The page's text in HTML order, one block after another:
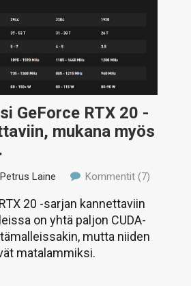
GeForce RTX 20 -
mukana myös
Petrus Laine Kommentit (7)
20 -sarjan kannettaviin
on yhtä paljon CUDA-
mutta niiden
matalammiksi.